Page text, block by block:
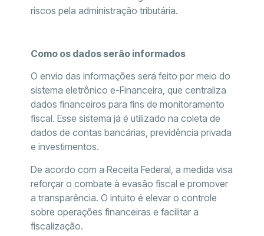
riscos pela administração tributária.
Como os dados serão informados
O envio das informações será feito por meio do
sistema eletrônico e-Financeira, que centraliza
dados financeiros para fins de monitoramento
fiscal. Esse sistema já é utilizado na coleta de
dados de contas bancárias, previdência privada
e investimentos.
De acordo com a Receita Federal, a medida visa
reforçar o combate à evasão fiscal e promover
a transparência. O intuito é elevar o controle
sobre operações financeiras e facilitar a
fiscalização.